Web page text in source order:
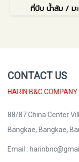
ที่บีบ น้ำส้ม / ม
CONTACT US
HARIN B&C COMPANY
88/87 China Center
Bangkae, Bangkae,
Email :